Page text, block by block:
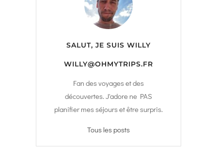
SALUT, JE SUIS WILLY
WILLY@OHMYTRIPS.FR
Fan des voyages et des
découvertes. J'adore ne PAS
planifier mes séjours et être surpris.
Tous les posts